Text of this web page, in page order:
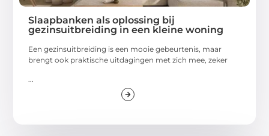
Slaapbanken als oplossing bij
gezinsuitbreiding in een kleine woning
Een gezinsuitbreiding is een mooie gebeurtenis, maar
brengt ook praktische uitdagingen met zich mee, zeker
...